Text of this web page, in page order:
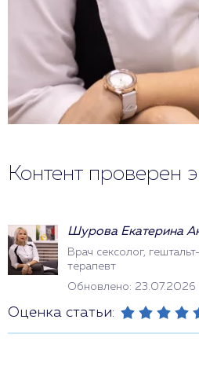
Контент проверен
Шурова Екатерина
Врач сексолог,
терапевт
Обновлено: 23.07.2026
Оценка статьи: